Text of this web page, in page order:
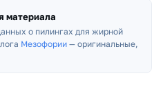
материала
о пилингах для жирной
Мезофории — оригинальные,